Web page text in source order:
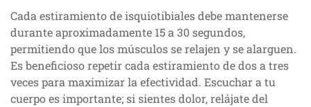
Cada estiramiento de isquiotibiales debe mantenerse
durante aproximadamente 15 a 30 segundos,
permitiendo que los músculos se relajen y se alarguen.
Es beneficioso repetir cada estiramiento de dos a tres
veces para maximizar la efectividad. Escuchar a tu
cuerpo es importante; si sientes dolor, relájate del